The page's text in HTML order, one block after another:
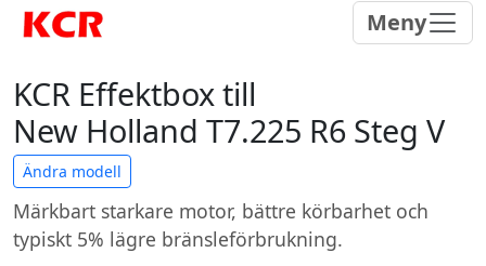
Meny
KCR Effektbox till
New Holland T7.225 R6 Steg V
Ändra modell
Märkbart starkare motor, bättre körbarhet och
typiskt 5% lägre bränsleförbrukning.